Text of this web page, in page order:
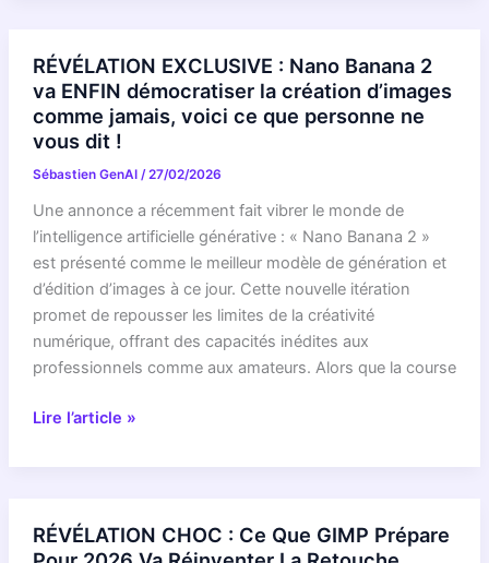
logiciel
de
retouche
d’image
gratuit
s’améliore
encore
RÉVÉLATION EXCLUSIVE : Nano Banana 2
va ENFIN démocratiser la création d’images
comme jamais, voici ce que personne ne
vous dit !
Sébastien GenAI /27/02/2026
Une annonce a récemment fait vibrer le monde de
l’intelligence artificielle générative : « Nano Banana 2 »
est présenté comme le meilleur modèle de génération et
d’édition d’images à ce jour. Cette nouvelle itération
promet de repousser les limites de la créativité
numérique, offrant des capacités inédites aux
professionnels comme aux amateurs. Alors que la course
RÉVÉLATION
Banana
2
Lire l’article »
RÉVÉLATION CHOC : Ce Que GIMP Prépare